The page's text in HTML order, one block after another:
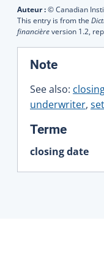
Auteur :© Canadian
This entry is from the
financièreversion 1.2,
Note:
See also:
underwriter,
Terme:
closing date